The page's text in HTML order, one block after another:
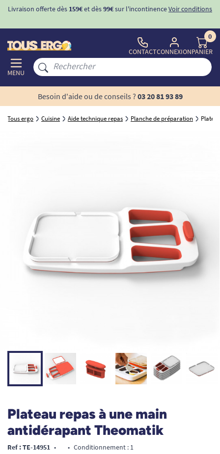
Livraison offerte dès 159€et dès99€sur l'incontinenceVoir conditions
MENU
CONTACTCONNEXION
0
PANIER
Besoin d'aide ou de conseils ? 03 20 81 93 89
Tous ergo Cuisine Aide technique repas Planche de préparation
Plateau repas à une main
antidérapant Theomatik
Ref : TE-14951 • • Conditionnement : 1